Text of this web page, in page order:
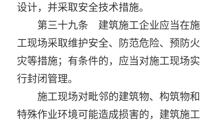
设计，并采取安全技术措施。
第三十九条 建筑施工企业应当在施
工现场采取维护安全、防范危险、预防火
灾等措施；有条件的，应当对施工现场实
行封闭管理。
施工现场对毗邻的建筑物、构筑物和
特殊作业环境可能造成损害的，建筑施工